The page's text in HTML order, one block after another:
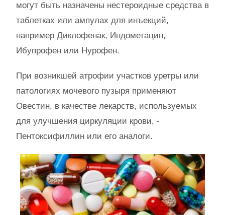
могут быть назначены нестероидные средства в
таблетках или ампулах для инъекций,
например Диклофенак, Индометацин,
Ибупрофен или Нурофен.
При возникшей атрофии участков уретры или
патологиях мочевого пузыря применяют
Овестин, в качестве лекарств, используемых
для улучшения циркуляции крови, -
Пентоксифиллин или его аналоги.